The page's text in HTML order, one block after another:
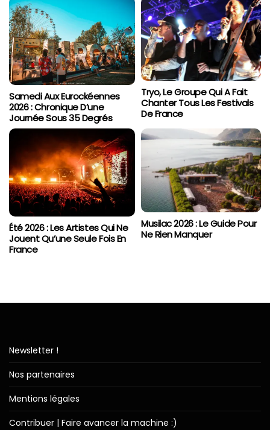
Samedi Aux Eurockéennes
2026 : Chronique D’une
Journée Sous 35 Degrés
Tryo, Le Groupe Qui A Fait
Chanter Tous Les Festivals
De France
Été 2026 : Les Artistes Qui Ne
Jouent Qu’une Seule Fois En
France
Musilac 2026 : Le Guide Pour
Ne Rien Manquer
Newsletter !
Nos partenaires
Mentions légales
Contribuer | Faire avancer la machine :)